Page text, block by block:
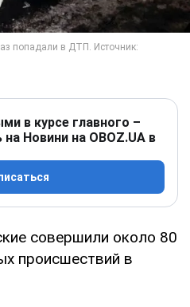
в курсе главного –
Новини на OBOZ.UA в
совершили около 80
происшествий в